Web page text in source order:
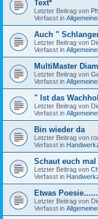
Text*
Letzter Beitrag von
Verfasst in
Auch "
Letzter Beitrag von
Verfasst in
MultiMaster
Letzter Beitrag von
Verfasst in
" Ist das
Letzter Beitrag von
Verfasst in
Bin wieder da
Letzter Beitrag von
Verfasst in
Schaut euch mal
Letzter Beitrag von
Verfasst in
Etwas
Letzter Beitrag von
Verfasst in